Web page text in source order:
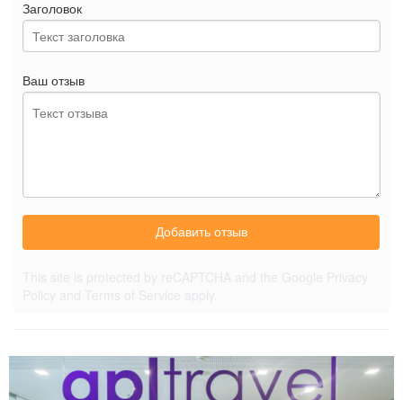
Заголовок
Ваш отзыв
Добавить отзыв